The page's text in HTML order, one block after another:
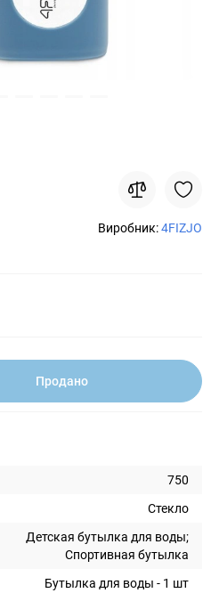
Виробник:4FIZJO
Продано
750
Стекло
Детская бутылка для воды;
Спортивная бутылка
Бутылка для воды - 1 шт